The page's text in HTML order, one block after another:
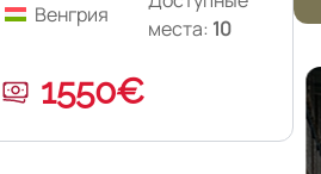
Венгрия
места: 10
1550€